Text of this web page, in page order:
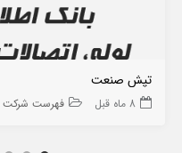
تپش صنعت
8 ماه قبل فهرست شرکت